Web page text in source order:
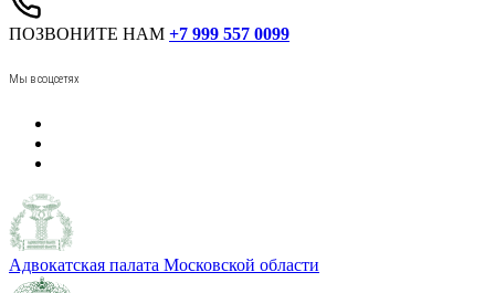
ПОЗВОНИТЕ НАМ +7 999 557 0099
Мы в соцсетях
Адвокатская палата Московской области